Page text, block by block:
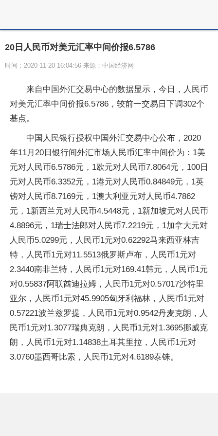
20日人民币对美元汇率中间价报6.5786
时间：2020-11-20 16:04:56 来源：中国经济网
来自中国外汇交易中心的数据显示，今日，人民币
对美元汇率中间价报6.5786，较前一交易日下调302个
基点。
中国人民银行授权中国外汇交易中心公布，2020
年11月20日银行间外汇市场人民币汇率中间价为：1美
元对人民币6.5786元，1欧元对人民币7.8064元，100日
元对人民币6.3352元，1港元对人民币0.84849元，1英
镑对人民币8.7169元，1澳大利亚元对人民币4.7862
元，1新西兰元对人民币4.5448元，1新加坡元对人民币
4.8896元，1瑞士法郎对人民币7.2219元，1加拿大元对
人民币5.0299元，人民币1元对0.62292马来西亚林吉
特，人民币1元对11.5513俄罗斯卢布，人民币1元对
2.3440南非兰特，人民币1元对169.41韩元，人民币1元
对0.55837阿联酋迪拉姆，人民币1元对0.57017沙特里
亚尔，人民币1元对45.9905匈牙利福林，人民币1元对
0.57221波兰兹罗提，人民币1元对0.9542丹麦克朗，人
民币1元对1.3077瑞典克朗，人民币1元对1.3695挪威克
朗，人民币1元对1.14838土耳其里拉，人民币1元对
3.0760墨西哥比索，人民币1元对4.6189泰铢。